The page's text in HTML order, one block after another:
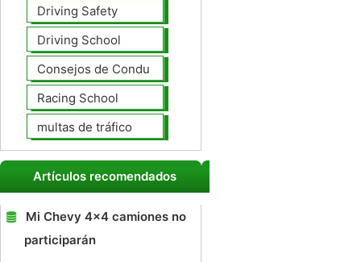
Driving Safety
Driving School
Consejos de Conducción
Racing School
multas de tráfico
Artículos recomendados
Mi Chevy 4x4 camiones no
participarán